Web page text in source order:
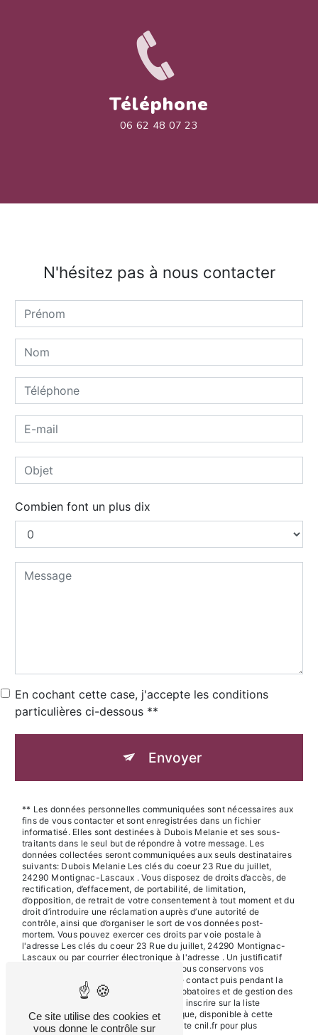
Téléphone
06 62 48 07 23
N'hésitez pas à nous contacter
Combien font un plus dix
En cochant cette case, j'accepte les conditions
particulières ci-dessous **
Envoyer
** Les données personnelles communiquées sont nécessaires aux
fins de vous contacter et sont enregistrées dans un fichier
informatisé. Elles sont destinées à Dubois Melanie et ses sous-
traitants dans le seul but de répondre à votre message. Les
données collectées seront communiquées aux seuls destinataires
suivants: Dubois Melanie Les clés du coeur 23 Rue du juillet,
24290 Montignac-Lascaux . Vous disposez de droits d’accès, de
rectification, d’effacement, de portabilité, de limitation,
d’opposition, de retrait de votre consentement à tout moment et du
droit d’introduire une réclamation auprès d’une autorité de
contrôle, ainsi que d’organiser le sort de vos données post-
mortem. Vous pouvez exercer ces droits par voie postale à
l'adresse Les clés du coeur 23 Rue du juillet, 24290 Montignac-
Lascaux ou par courrier électronique à l'adresse . Un justificatif
d'identité pourra vous être demandé. Nous conservons vos
données pendant la période de prise de contact puis pendant la
durée de prescription légale aux fins probatoires et de gestion des
contentieux. Vous avez le droit de vous inscrire sur la liste
d'opposition au démarchage téléphonique, disponible à cette
adresse: Bloctel.gouv.fr. Consultez le site cnil.fr pour plus
Ce site utilise des cookies et
vous donne le contrôle sur